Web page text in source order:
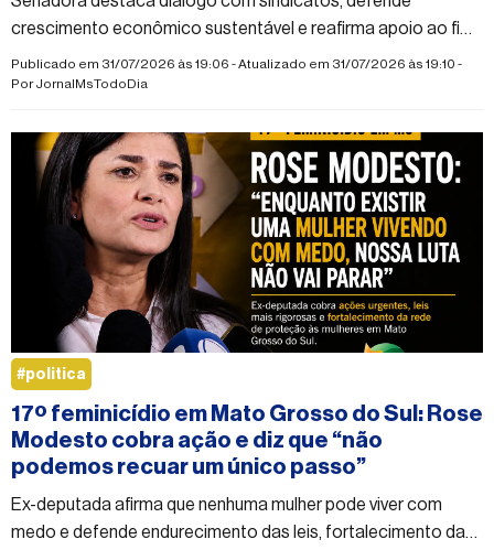
crescimento econômico sustentável e reafirma apoio ao fim
da escala 6x1.
Publicado em 31/07/2026 às 19:06 - Atualizado em 31/07/2026 às 19:10 -
PorJornalMsTodoDia
17º feminicídio em Mato Grosso do Sul: Rose
Modesto cobra ação e diz que “não
podemos recuar um único passo”
Ex-deputada afirma que nenhuma mulher pode viver com
medo e defende endurecimento das leis, fortalecimento da
#politica